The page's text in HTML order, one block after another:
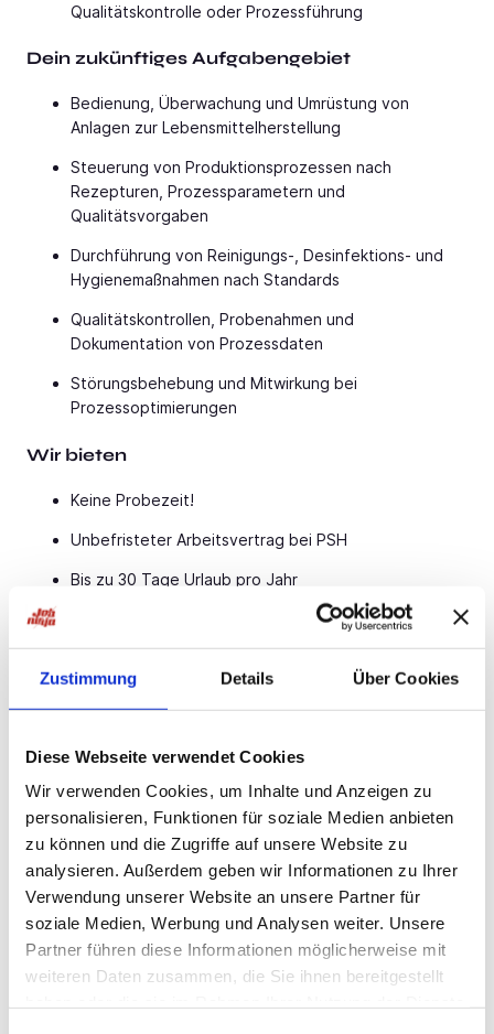
Zustimmung Details Über Cookies
Diese Webseite verwendet Cookies
Wir verwenden Cookies, um Inhalte und Anzeigen zu
personalisieren, Funktionen für soziale Medien anbieten
zu können und die Zugriffe auf unsere Website zu
analysieren. Außerdem geben wir Informationen zu Ihrer
Verwendung unserer Website an unsere Partner für
soziale Medien, Werbung und Analysen weiter. Unsere
Partner führen diese Informationen möglicherweise mit
weiteren Daten zusammen, die Sie ihnen bereitgestellt
Qualitätskontrolle oder Prozessführung
Dein zukünftiges Aufgabengebiet
Bedienung, Überwachung und Umrüstung von
Anlagen zur Lebensmittelherstellung
Steuerung von Produktionsprozessen nach
Rezepturen, Prozessparametern und
Qualitätsvorgaben
Durchführung von Reinigungs-, Desinfektions- und
Hygienemaßnahmen nach Standards
Qualitätskontrollen, Probenahmen und
Dokumentation von Prozessdaten
Störungsbehebung und Mitwirkung bei
Prozessoptimierungen
Wir bieten
Keine Probezeit!
Unbefristeter Arbeitsvertrag bei PSH
Bis zu 30 Tage Urlaub pro Jahr
Möglichkeit einer wöchentlichen Abschlagszahlung
Teamgeist & gelebte Loyalität im täglichen
Miteinander
Ansprechpartner
Philipp Rauer
Recruiting